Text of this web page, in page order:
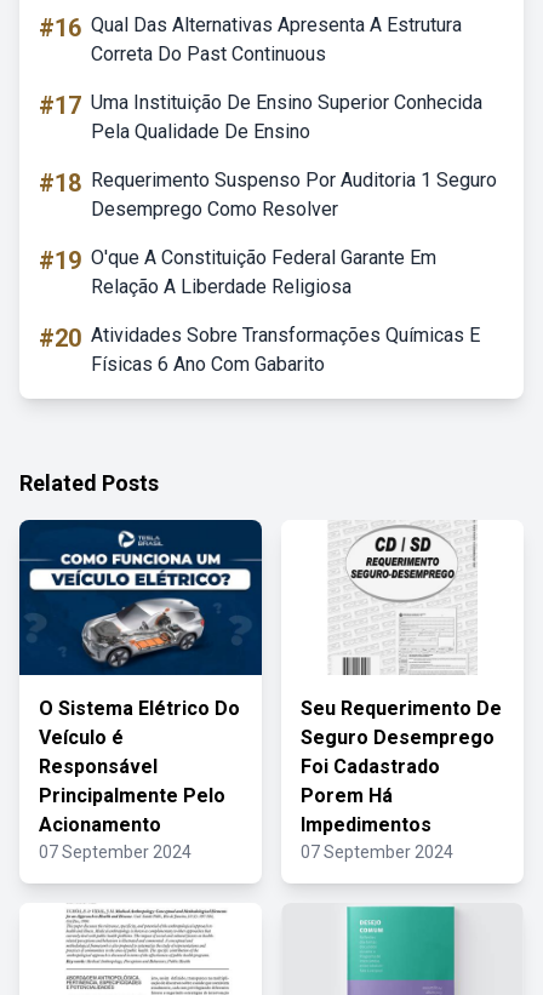
#16 Qual Das Alternativas Apresenta A Estrutura
Correta Do Past Continuous
#17 Uma Instituição De Ensino Superior Conhecida
Pela Qualidade De Ensino
#18 Requerimento Suspenso Por Auditoria 1 Seguro
Desemprego Como Resolver
#19 O'que A Constituição Federal Garante Em
Relação A Liberdade Religiosa
#20 Atividades Sobre Transformações Químicas E
Físicas 6 Ano Com Gabarito
Related Posts
O Sistema Elétrico Do
Veículo é
Responsável
Principalmente Pelo
Acionamento
07 September 2024
Seu Requerimento De
Seguro Desemprego
Foi Cadastrado
Porem Há
Impedimentos
07 September 2024